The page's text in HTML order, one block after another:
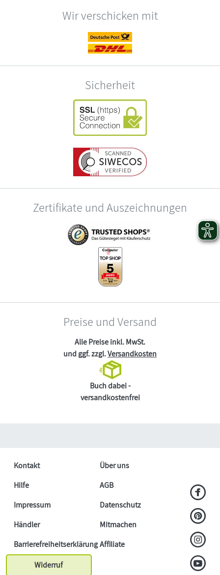
Wir verschicken mit
Sicherheit
Zertifikate und Auszeichnungen
Preise und Versand
Alle Preise inkl. MwSt.
und ggf. zzgl.Versandkosten
Buch dabei -
versandkostenfrei
Kontakt
Über uns
Hilfe
AGB
Impressum
Datenschutz
Händler
Mitmachen
BarrierefreiheitserklärungAffiliate
Widerruf